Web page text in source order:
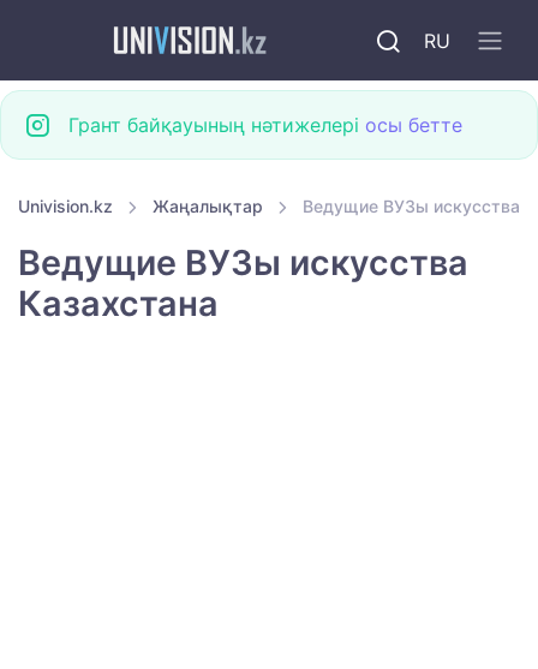
RU
Грант байқауының нәтижелері осы бетте
Univision.kz Жаңалықтар Ведущие ВУЗы искусства
Ведущие ВУЗы искусства
Казахстана